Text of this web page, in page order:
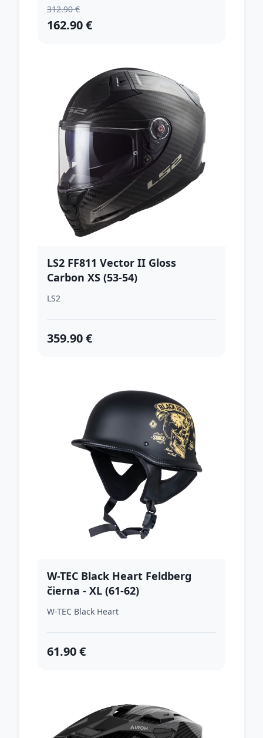
312.90 €
162.90 €
LS2 FF811 Vector II Gloss
Carbon XS (53-54)
LS2
359.90 €
W-TEC Black Heart Feldberg
čierna - XL (61-62)
W-TEC Black Heart
61.90 €